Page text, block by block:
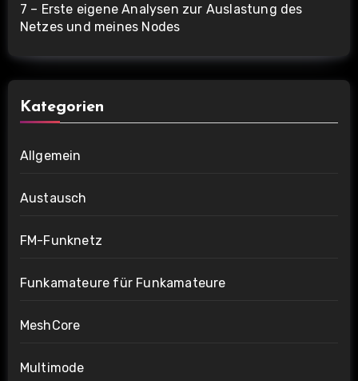
7 – Erste eigene Analysen zur Auslastung des
Netzes und meines Nodes
Kategorien
Allgemein
Austausch
FM-Funknetz
Funkamateure für Funkamateure
MeshCore
Multimode